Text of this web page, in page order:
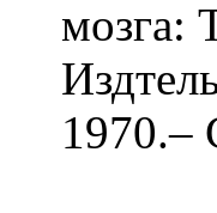
мозга:
1970.–